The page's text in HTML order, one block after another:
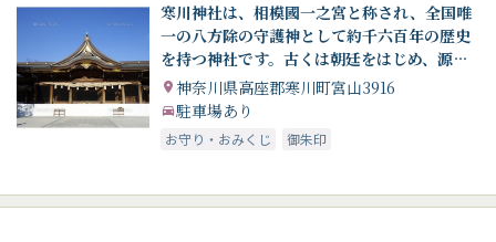
寒川神社は、相模國一之宮と称され、全国唯
一の八方除の守護神として約千六百年の歴史
を持つ神社です。古くは朝廷をはじめ、源頼
朝、武田信玄、徳川家代々、さらには民間と
幅広い信仰を受けてきました。現在は八方除
の限りない御神徳を戴くために、全国各地か
ら崇敬者が集まります。
神奈川県高座郡寒川町宮山3916
駐車場あり
お守り・おみくじ 御朱印